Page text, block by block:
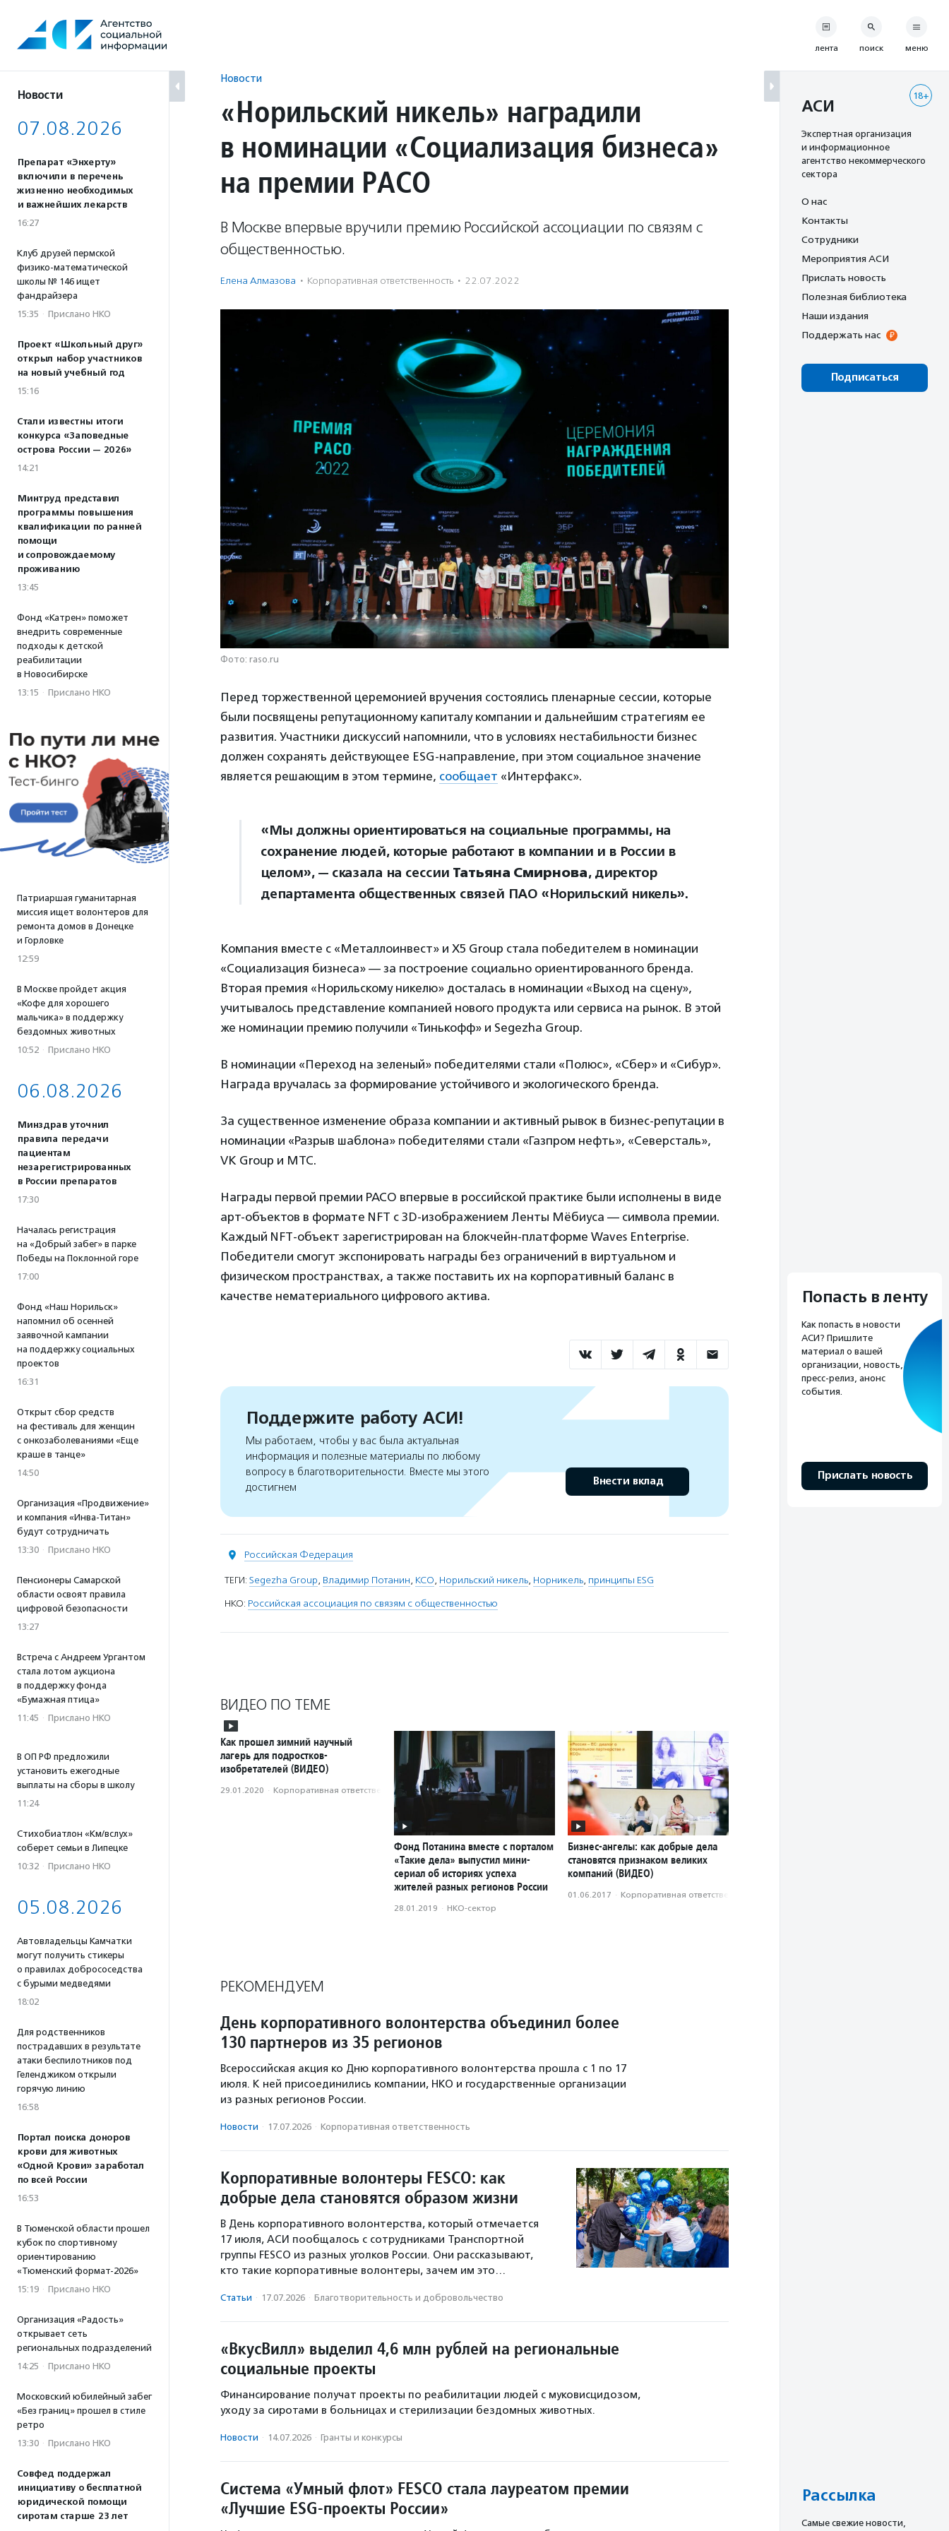
содержанию
Новости
07.08.2026
Препарат «Энхерту»
включили в перечень
жизненно необходимых
и важнейших лекарств
16:27
Клуб друзей пермской
физико-математической
школы № 146 ищет
фандрайзера
15:35 · Прислано НКО
Проект «Школьный друг»
открыл набор участников
на новый учебный год
15:16
Стали известны итоги
конкурса «Заповедные
острова России — 2026»
14:21
Минтруд представил
программы повышения
квалификации по ранней
помощи
и сопровождаемому
проживанию
13:45
Фонд «Катрен» поможет
внедрить современные
подходы к детской
реабилитации
в Новосибирске
13:15 · Прислано НКО
Патриаршая гуманитарная
миссия ищет волонтеров для
ремонта домов в Донецке
и Горловке
12:59
В Москве пройдет акция
«Кофе для хорошего
мальчика» в поддержку
бездомных животных
10:52 · Прислано НКО
06.08.2026
Минздрав уточнил
правила передачи
пациентам
незарегистрированных
в России препаратов
17:30
Началась регистрация
на «Добрый забег» в парке
Победы на Поклонной горе
17:00
Фонд «Наш Норильск»
напомнил об осенней
заявочной кампании
на поддержку социальных
проектов
16:31
Открыт сбор средств
на фестиваль для женщин
с онкозаболеваниями «Еще
краше в танце»
14:50
Организация «Продвижение»
и компания «Инва-Титан»
будут сотрудничать
13:30 · Прислано НКО
Пенсионеры Самарской
области освоят правила
цифровой безопасности
13:27
Встреча с Андреем Ургантом
стала лотом аукциона
в поддержку фонда
«Бумажная птица»
11:45 · Прислано НКО
В ОП РФ предложили
установить ежегодные
выплаты на сборы в школу
11:24
Стихобиатлон «Км/вслух»
соберет семьи в Липецке
10:32 · Прислано НКО
05.08.2026
Автовладельцы Камчатки
могут получить стикеры
о правилах добрососедства
с бурыми медведями
18:02
Для родственников
пострадавших в результате
атаки беспилотников под
Геленджиком открыли
горячую линию
16:58
Портал поиска доноров
крови для животных
«Одной Крови» заработал
по всей России
16:53
В Тюменской области прошел
кубок по спортивному
ориентированию
«Тюменский формат-2026»
15:19 · Прислано НКО
Организация «Радость»
открывает сеть
региональных подразделений
14:25 · Прислано НКО
Московский юбилейный забег
«Без границ» прошел в стиле
ретро
13:30 · Прислано НКО
Совфед поддержал
инициативу о бесплатной
юридической помощи
сиротам старше 23 лет
Новости
«Норильский никель» наградили
в номинации «Социализация бизнеса»
на премии РАСО
В Москве впервые вручили премию Российской ассоциации по связям с
общественностью.
Елена Алмазова · Корпоративная ответственность · 22.07.2022
Фото: raso.ru
Перед торжественной церемонией вручения состоялись пленарные сессии, которые
были посвящены репутационному капиталу компании и дальнейшим стратегиям ее
развития. Участники дискуссий напомнили, что в условиях нестабильности бизнес
должен сохранять действующее ESG-направление, при этом социальное значение
является решающим в этом термине, сообщает «Интерфакс».
«Мы должны ориентироваться на социальные программы, на
сохранение людей, которые работают в компании и в России в
целом», — сказала на сессии Татьяна Смирнова, директор
департамента общественных связей ПАО «Норильский никель».
Компания вместе с «Металлоинвест» и X5 Group стала победителем в номинации
«Социализация бизнеса» — за построение социально ориентированного бренда.
Вторая премия «Норильскому никелю» досталась в номинации «Выход на сцену»,
учитывалось представление компанией нового продукта или сервиса на рынок. В этой
же номинации премию получили «Тинькофф» и Segezha Group.
В номинации «Переход на зеленый» победителями стали «Полюс», «Сбер» и «Сибур».
Награда вручалась за формирование устойчивого и экологического бренда.
За существенное изменение образа компании и активный рывок в бизнес-репутации в
номинации «Разрыв шаблона» победителями стали «Газпром нефть», «Северсталь»,
VK Group и МТС.
Награды первой премии РАСО впервые в российской практике были исполнены в виде
арт-объектов в формате NFT с 3D-изображением Ленты Мёбиуса — символа премии.
Каждый NFT-объект зарегистрирован на блокчейн-платформе Waves Enterprise.
Победители смогут экспонировать награды без ограничений в виртуальном и
физическом пространствах, а также поставить их на корпоративный баланс в
качестве нематериального цифрового актива.
Поддержите работу АСИ!
Мы работаем, чтобы у вас была актуальная
информация и полезные материалы по любому
вопросу в благотворительности. Вместе мы этого
достигнем
Внести вклад
Российская Федерация
ТЕГИ: Segezha Group, Владимир Потанин, КСО, Норильский никель, Норникель, принципы ESG
НКО: Российская ассоциация по связям с общественностью
ВИДЕО ПО ТЕМЕ
Как прошел зимний научный
лагерь для подростков-
изобретателей (ВИДЕО)
29.01.2020 · Корпоративная ответственность
Фонд Потанина вместе с порталом
«Такие дела» выпустил мини-
сериал об историях успеха
жителей разных регионов России
28.01.2019 · НКО-сектор
Бизнес-ангелы: как добрые дела
становятся признаком великих
компаний (ВИДЕО)
01.06.2017 · Корпоративная ответственность
РЕКОМЕНДУЕМ
День корпоративного волонтерства объединил более
130 партнеров из 35 регионов
Всероссийская акция ко Дню корпоративного волонтерства прошла с 1 по 17
июля. К ней присоединились компании, НКО и государственные организации
из разных регионов России.
Новости · 17.07.2026 · Корпоративная ответственность
Корпоративные волонтеры FESCO: как
добрые дела становятся образом жизни
В День корпоративного волонтерства, который отмечается
17 июля, АСИ пообщалось с сотрудниками Транспортной
группы FESCO из разных уголков России. Они рассказывают,
кто такие корпоративные волонтеры, зачем им это…
Статьи · 17.07.2026 · Благотвори­тель­ность и доброволь­чест­во
«ВкусВилл» выделил 4,6 млн рублей на региональные
социальные проекты
Финансирование получат проекты по реабилитации людей с муковисцидозом,
уходу за сиротами в больницах и стерилизации бездомных животных.
Новости · 14.07.2026 · Гранты и конкурсы
Система «Умный флот» FESCO стала лауреатом премии
«Лучшие ESG-проекты России»
лента поиск меню
18+
АСИ
Экспертная организация
и информационное
агентство некоммерческого
сектора
О нас
Контакты
Сотрудники
Мероприятия АСИ
Прислать новость
Полезная библиотека
Наши издания
Поддержать нас
Подписаться
Попасть в ленту
Как попасть в новости
АСИ? Пришлите
материал о вашей
организации, новость,
пресс-релиз, анонс
события.
Прислать новость
Рассылка
Cамые свежие новости,